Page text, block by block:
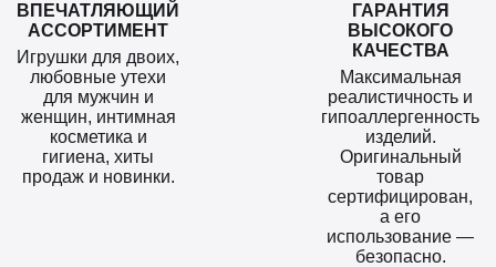
ВПЕЧАТЛЯЮЩИЙ
АССОРТИМЕНТ
Игрушки для двоих,
любовные утехи
для мужчин и
женщин, интимная
косметика и
гигиена, хиты
продаж и новинки.
ГАРАНТИЯ
ВЫСОКОГО
КАЧЕСТВА
Максимальная
реалистичность и
гипоаллергенность
изделий.
Оригинальный
товар
сертифицирован,
а его
использование —
безопасно.